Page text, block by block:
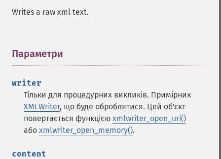
Writes a raw xml text.
Параметри
writer
Тільки для процедурних викликів. Примірник
XMLWriter, що буде оброблятися. Цей об'єкт
повертається функцією xmlwriter_open_uri()
або xmlwriter_open_memory().
content